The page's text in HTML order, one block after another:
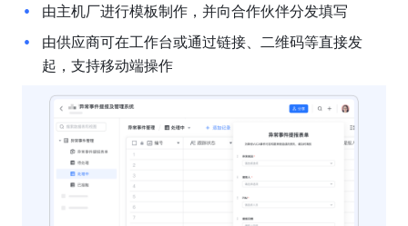
由主机厂进行模板制作，并向合作伙伴分发填写
由供应商可在工作台或通过链接、二维码等直接发
起，支持移动端操作